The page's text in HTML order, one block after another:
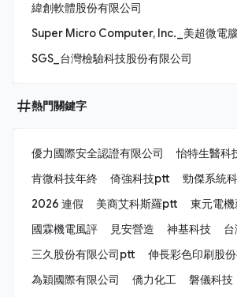
緯創軟體股份有限公司
Super Micro Computer, Inc._美超微電
SGS_台灣檢驗科技股份有限公司
熱門關鍵字
優力國際安全認證有限公司
怡特生醫科
肯微科技年終
倚強科技ptt
勁傑系統
2026 連假
美商艾科斯羅ptt
東元電機
國霖機電風評
見安營造 神基科技
三久股份有限公司ptt
伸長彩色印刷股
為穎國際有限公司
僑力化工 磐儀科技